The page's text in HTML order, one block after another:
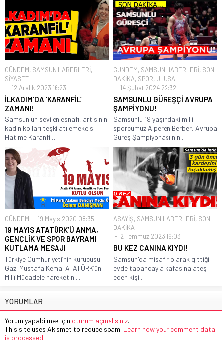
GÜNDEM, SAMSUN HABERLERİ,
SİYASET
12 Aralık 2023 16:23
İLKADIM’DA ‘KARANFİL’
ZAMANI!
Samsun'un sevilen esnafı, artisinin
kadın kolları teşkilatı emekçisi
Hatime Karanfil,...
GÜNDEM, SAMSUN HABERLERİ, SON
DAKİKA, SPOR, ULUSAL
14 Şubat 2024 22:32
SAMSUNLU GÜREŞÇİ AVRUPA
ŞAMPİYONU!
Samsunlu 19 yaşındaki milli
sporcumuz Alperen Berber, Avrupa
Güreş Şampiyonası'nın...
GÜNDEM 19 Mayıs 2020 08:35
19 MAYIS ATATÜRK’Ü ANMA,
GENÇLİK VE SPOR BAYRAMI
KUTLAMA MESAJI
Türkiye Cumhuriyeti’nin kurucusu
Gazi Mustafa Kemal ATATÜRK’ün
Millî Mücadele hareketini...
ASAYİŞ, SAMSUN HABERLERİ, SON
DAKİKA
2 Temmuz 2023 16:03
BU KEZ CANINA KIYDI!
Samsun'da misafir olarak gittiği
evde tabancayla kafasına ateş
eden kişi...
YORUMLAR
Yorum yapabilmek için oturum açmalısınız.
This site uses Akismet to reduce spam. Learn how your comment data
is processed.